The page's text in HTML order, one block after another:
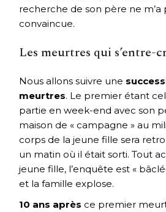
recherche de son père ne
convaincue.
Les meurtres qui s’entre-
Nous allons suivre une
meurtres. Le premier étant
partie en week-end avec son
maison de « campagne » au
corps de la jeune fille sera
un matin où il était sorti. Tout
jeune fille, l’enquête est «
et la famille explose.
10 ans après ce premier